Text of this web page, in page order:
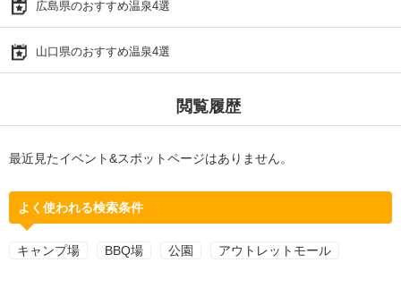
広島県のおすすめ温泉4選
山口県のおすすめ温泉4選
閲覧履歴
最近見たイベント&スポットページはありません。
よく使われる検索条件
キャンプ場 BBQ場 公園 アウトレットモール